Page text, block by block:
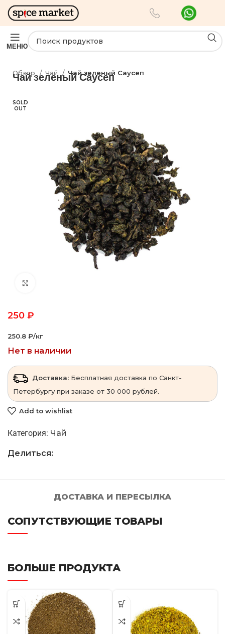
МЕНЮ
Обзор Чай Чай зеленый Саусеп
Чай зеленый Саусеп
SOLD
OUT
250 ₽
250.8 ₽‎/кг
Нет в наличии
Доставка: Бесплатная доставка по Санкт-
Петербургу при заказе от 30 000 рублей.
Add to wishlist
Категория: Чай
Делиться:
ДОСТАВКА И ПЕРЕСЫЛКА
СОПУТСТВУЮЩИЕ ТОВАРЫ
БОЛЬШЕ ПРОДУКТА